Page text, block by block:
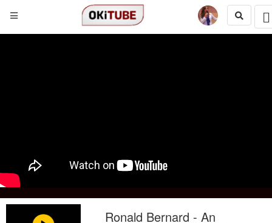
Ronald Bernard - An